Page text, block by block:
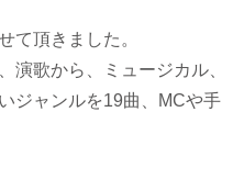
て頂きました。
演歌から、ミュージカル、
ジャンルを19曲、MCや手